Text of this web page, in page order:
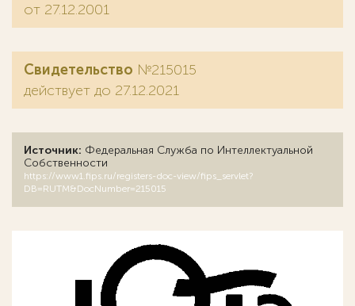
от 27.12.2001
Свидетельство №215015
действует до 27.12.2021
Источник: Федеральная Служба по Интеллектуальной
Собственности
https://www1.fips.ru/registers-doc-view/fips_servlet?
DB=RUTM&DocNumber=215015